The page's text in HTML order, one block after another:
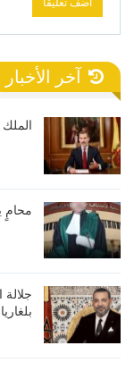
آخر الأخبار
محامٍ